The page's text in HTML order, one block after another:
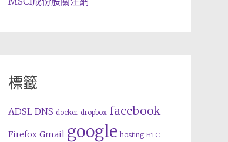
標籤
ADSL DNS docker dropbox facebook
Firefox Gmail google hosting HTC